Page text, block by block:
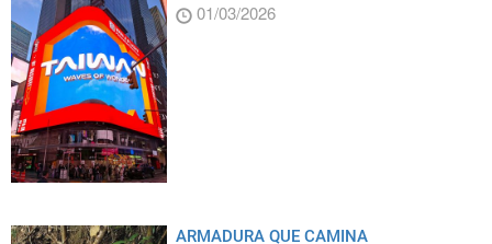
01/03/2026
ARMADURA QUE CAMINA